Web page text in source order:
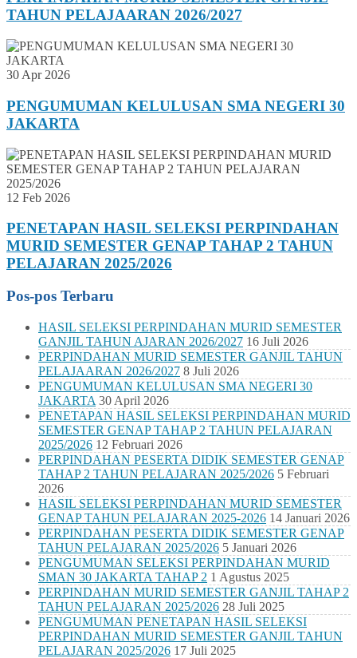
TAHUN PELAJAARAN 2026/2027
30 Apr 2026
PENGUMUMAN KELULUSAN SMA NEGERI 30
JAKARTA
12 Feb 2026
PENETAPAN HASIL SELEKSI PERPINDAHAN
MURID SEMESTER GENAP TAHAP 2 TAHUN
PELAJARAN 2025/2026
Pos-pos Terbaru
HASIL SELEKSI PERPINDAHAN MURID SEMESTER
GANJIL TAHUN AJARAN 2026/2027 16 Juli 2026
PERPINDAHAN MURID SEMESTER GANJIL TAHUN
PELAJAARAN 2026/2027 8 Juli 2026
PENGUMUMAN KELULUSAN SMA NEGERI 30
JAKARTA 30 April 2026
PENETAPAN HASIL SELEKSI PERPINDAHAN MURID
SEMESTER GENAP TAHAP 2 TAHUN PELAJARAN
2025/2026 12 Februari 2026
PERPINDAHAN PESERTA DIDIK SEMESTER GENAP
TAHAP 2 TAHUN PELAJARAN 2025/2026 5 Februari
2026
HASIL SELEKSI PERPINDAHAN MURID SEMESTER
GENAP TAHUN PELAJARAN 2025-2026 14 Januari 2026
PERPINDAHAN PESERTA DIDIK SEMESTER GENAP
TAHUN PELAJARAN 2025/2026 5 Januari 2026
PENGUMUMAN SELEKSI PERPINDAHAN MURID
SMAN 30 JAKARTA TAHAP 2 1 Agustus 2025
PERPINDAHAN MURID SEMESTER GANJIL TAHAP 2
TAHUN PELAJARAN 2025/2026 28 Juli 2025
PENGUMUMAN PENETAPAN HASIL SELEKSI
PERPINDAHAN MURID SEMESTER GANJIL TAHUN
PELAJARAN 2025/2026 17 Juli 2025